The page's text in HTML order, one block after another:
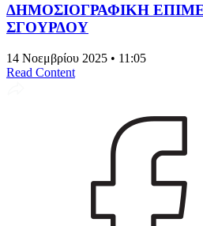
ΔΗΜΟΣΙΟΓΡΑΦΙΚΗ
ΣΓΟΥΡΔΟΥ
14 Νοεμβρίου 2025 • 11:05
Read Content